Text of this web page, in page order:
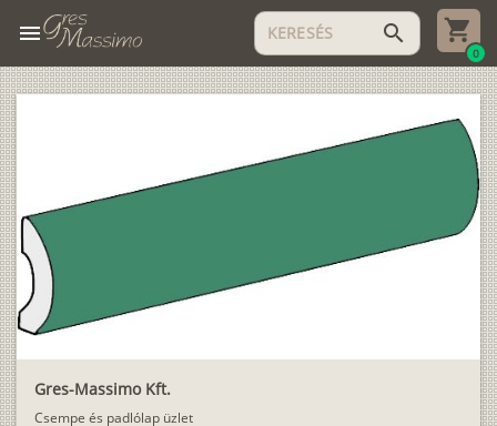
menu search
0
Gres-Massimo Kft.
Csempe és padlólap üzlet